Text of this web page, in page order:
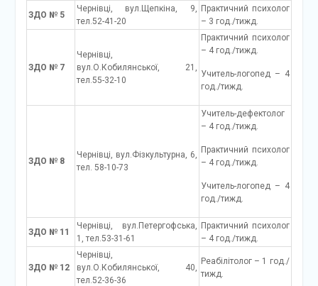
ЗДО № 5
Чернівці, вул.Щепкіна, 9,
тел.52-41-20
Практичний психолог
– 3 год./тижд.
ЗДО № 7
Чернівці,
вул.О.Кобилянської, 21,
тел.55-32-10
Практичний психолог
– 4 год./тижд.
Учитель-логопед – 4
год./тижд.
ЗДО № 8
Чернівці, вул.Фізкультурна, 6,
тел. 58-10-73
Учитель-дефектолог
– 4 год./тижд.
Практичний психолог
– 4 год./тижд.
Учитель-логопед – 4
год./тижд.
ЗДО № 11
Чернівці, вул.Петергофська,
1, тел.53-31-61
Практичний психолог
– 4 год./тижд.
ЗДО № 12
Чернівці,
вул.О.Кобилянської, 40,
тел.52-36-36
Реабілітолог – 1 год./
тижд.